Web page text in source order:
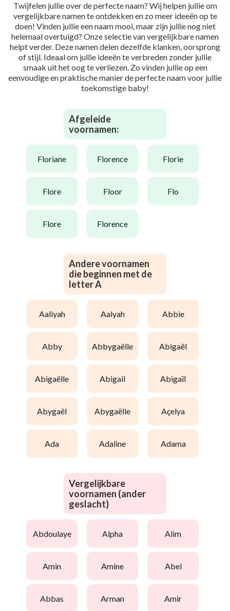
Twijfelen jullie over de perfecte naam? Wij helpen jullie om
vergelijkbare namen te ontdekken en zo meer ideeën op te
doen! Vinden jullie een naam mooi, maar zijn jullie nog niet
helemaal overtuigd? Onze selectie van vergelijkbare namen
helpt verder. Deze namen delen dezelfde klanken, oorsprong
of stijl. Ideaal om jullie ideeën te verbreden zonder jullie
smaak uit het oog te verliezen. Zo vinden jullie op een
eenvoudige en praktische manier de perfecte naam voor jullie
toekomstige baby!
Afgeleide
voornamen:
floriane florence florie
flore floor flo
flore florence
Andere voornamen
die beginnen met de
letter A
aaliyah aalyah abbie
abby abbygaëlle abigaël
abigaëlle abigail abigaïl
abygaël abygaëlle açelya
ada adaline adama
Vergelijkbare
voornamen (ander
geslacht)
abdoulaye alpha alim
amin amine abel
abbas arman amir